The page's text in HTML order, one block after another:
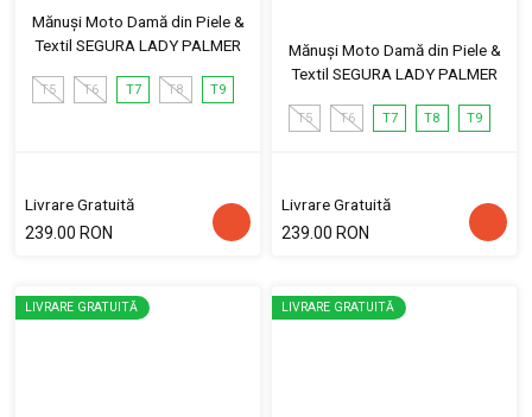
Mănuși Moto Damă din Piele &
Textil SEGURA LADY PALMER
T5 T6 T7 T8 T9
Livrare Gratuită
239.00 RON
Mănuși Moto Damă din Piele &
Textil SEGURA LADY PALMER
T5 T6 T7 T8 T9
Livrare Gratuită
239.00 RON
LIVRARE GRATUITĂ LIVRARE GRATUITĂ